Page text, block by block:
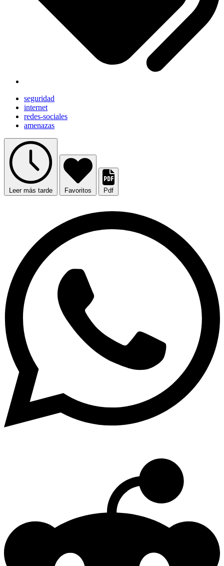
seguridad
internet
redes-sociales
amenazas
Leer más tarde Favoritos Pdf